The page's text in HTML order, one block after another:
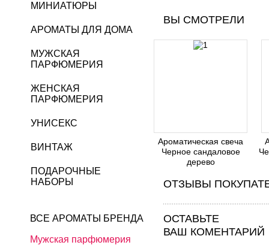
ВЫ СМОТРЕЛИ
Ароматическая свеча
Черное сандаловое
дерево
ОТЗЫВЫ
ОСТАВЬТЕ
ВАШ КОМЕНТАРИЙ
МИНИАТЮРЫ
АРОМАТЫ ДЛЯ ДОМА
МУЖСКАЯ
ПАРФЮМЕРИЯ
ЖЕНСКАЯ
ПАРФЮМЕРИЯ
УНИСЕКС
ВИНТАЖ
ПОДАРОЧНЫЕ
НАБОРЫ
ВСЕ АРОМАТЫ БРЕНДА
Мужская парфюмерия